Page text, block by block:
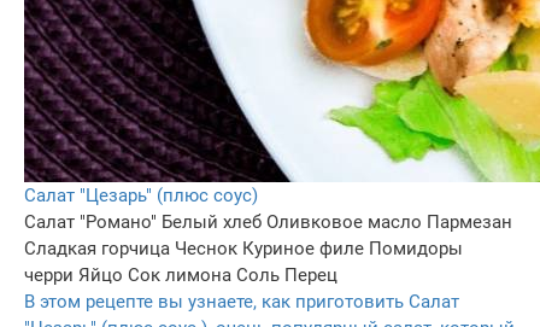
Салат "Цезарь" (плюс соус)
Салат "Романо" Белый хлеб Оливковое масло Пармезан
Сладкая горчица Чеснок Куриное филе Помидоры
черри Яйцо Сок лимона Соль Перец
В этом рецепте вы узнаете, как приготовить Салат